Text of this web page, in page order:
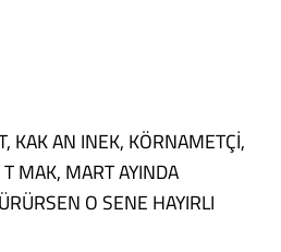
KAK AN INEK, KÖRNAMETÇİ,
MAK, MART AYINDA
O SENE HAYIRLI